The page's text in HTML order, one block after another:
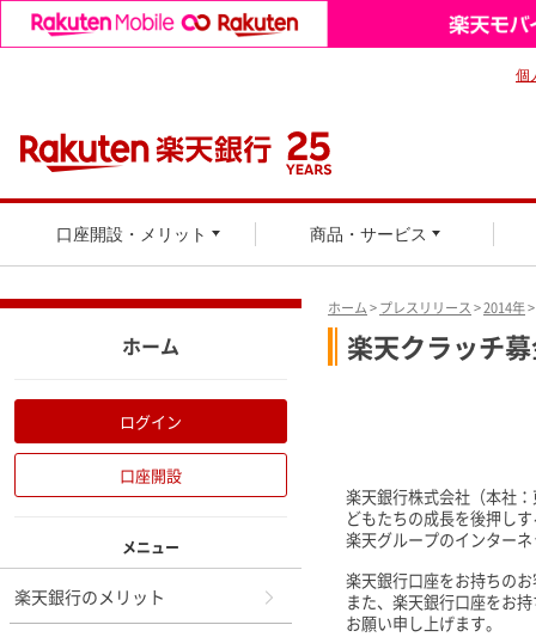
口座開設・メリット 商品・サービス
個
ホーム>プレスリリース>2014年
楽天クラッチ
楽天銀行株式会社（本社
どもたちの成長を後押し
楽天グループのインター
楽天銀行口座をお持ちの
また、楽天銀行口座をお
お願い申し上げます。
ホーム
ログイン
口座開設
メニュー
楽天銀行のメリット